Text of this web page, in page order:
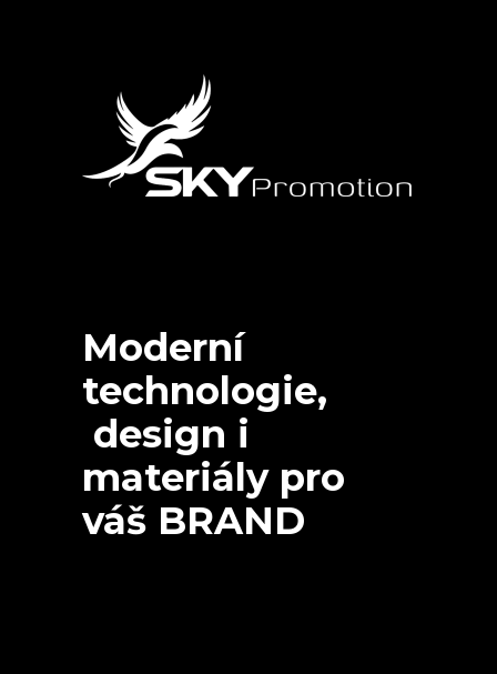
Moderní
technologie,
design i
materiály pro
váš BRAND